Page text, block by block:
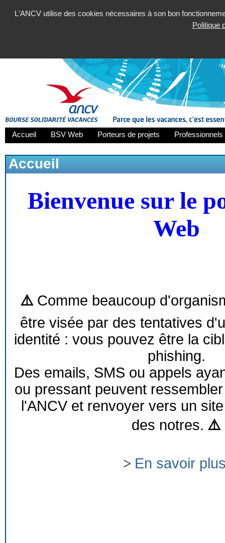
L'ANCV utilise des cookies nécessaires à son bon
Politique
Accueil BSV Web Porteurs de projets
Accueil
Bienvenue sur le
Web
⚠️ Comme beaucoup
être visée par des tentatives
identité : vous pouvez être la
phishing.
Des emails, SMS ou appels
ou pressant peuvent
l'ANCV et renvoyer vers un
des notres. ⚠️
> En savoir